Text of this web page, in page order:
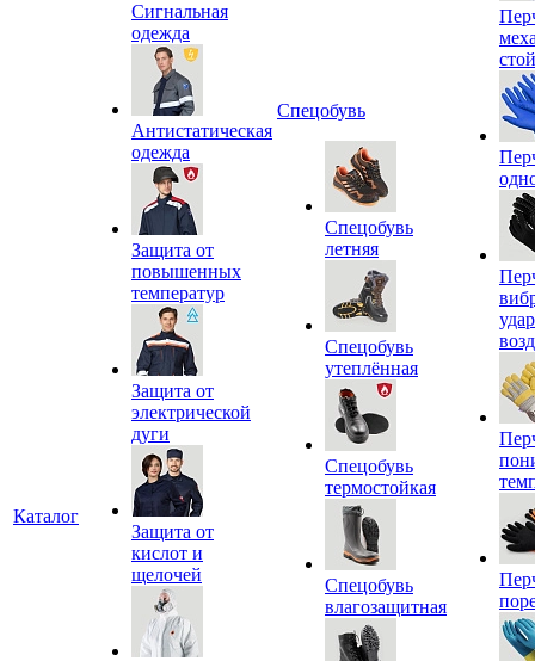
Каталог
Сигнальная
одежда
Антистатическая
одежда
Защита от
повышенных
температур
Защита от
электрической
дуги
Защита от
кислот и
щелочей
Спецобувь
Спецобувь
летняя
Спецобувь
утеплённая
Спецобувь
термостойкая
Спецобувь
влагозащитная